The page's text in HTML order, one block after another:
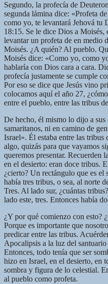
Segundo, la profecía de
segunda lámina dice: «Profeta
como yo, te levantará Jehová tu
18:15. Se le dice Dios a
levantar un profeta de en medio
Moisés. ¿A quién? Al pueblo.
Moisés dice: «Como yo, como
hablaría con Dios cara a cara.
profecía justamente se cumple
Por eso se dice que Jesús vino
colocamos aquí el año 27,
entre el pueblo, entre las tribus
De hecho, él mismo lo dijo a
samaritanos, ni en camino de
Israel». Él estaba entre las
algo, quizás para que vayamos
queremos presentar. Recuerden
en el desierto: eran doce tribus.
¿cierto? Un rectángulo que es
había tres tribus, o sea, al norte
Tres. Al lado sur, ¿cuántas
lado este, tres. Entonces había
¿Y por qué comienzo con esto?
Porque es importante que
predicar entre las tribus.
Apocalipsis a la luz del
Entonces, todo tenía que ser
hizo en Israel, en el desierto, en
sombra y figura de lo celestial.
al pueblo como profeta.